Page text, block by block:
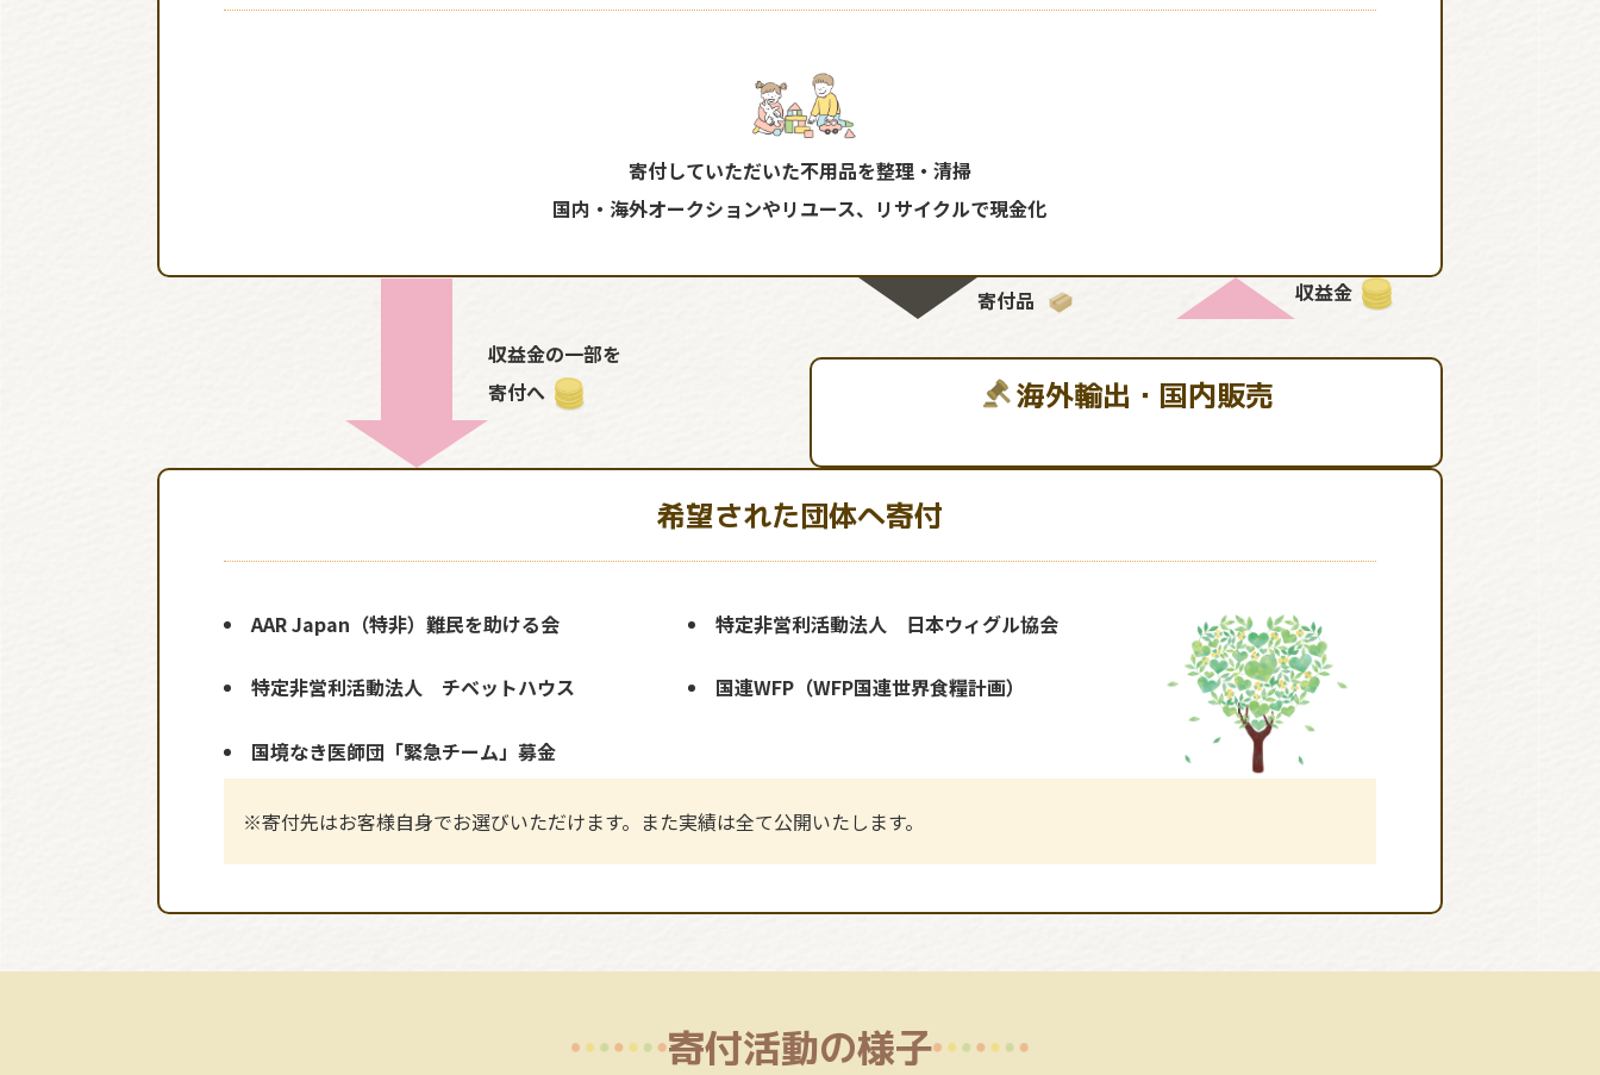
寄付していただいた不用品を整理・清掃
国内・海外オークションやリユース、リサイクルで現金化
収益金の一部を
寄付へ
寄付品 収益金
海外輸出・国内販売
希望された団体へ寄付
AAR Japan（特非）難民を助ける会 特定非営利活動法人 日本ウィグル協会
特定非営利活動法人 チベットハウス 国連WFP（WFP国連世界食糧計画）
国境なき医師団「緊急チーム」募金
※寄付先はお客様自身でお選びいただけます。また実績は全て公開いたします。
寄付活動の様子